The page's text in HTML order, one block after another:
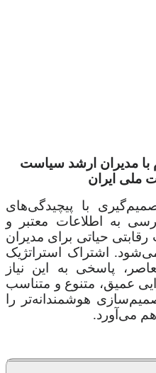
با مدیران ارشد سیاست
ملی ایران
با پیچیدگی‌های
به اطلاعات معتبر و
حیاتی برای مدیران
اشتراک استراتژیک
پاسخی به این نیاز
عمیق، متنوع و متناسب
هوشمندانه‌تر را
می‌آورد.